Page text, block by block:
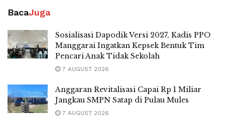
BacaJuga
Sosialisasi Dapodik Versi 2027, Kadis PPO
Manggarai Ingatkan Kepsek Bentuk Tim
Pencari Anak Tidak Sekolah
7 AUGUST 2026
Anggaran Revitalisasi Capai Rp 1 Miliar
Jangkau SMPN Satap di Pulau Mules
7 AUGUST 2026